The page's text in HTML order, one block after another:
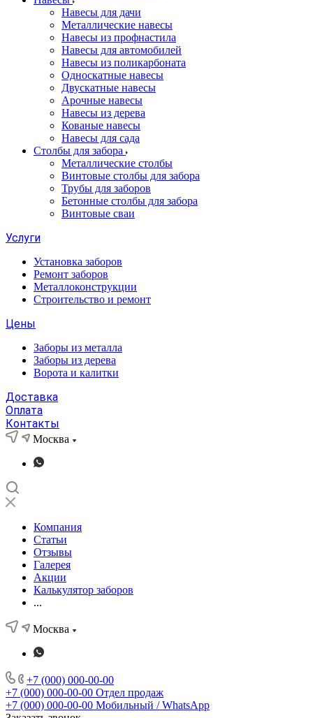
Навесы для дачи
Металлические навесы
Навесы из профнастила
Навесы для автомобилей
Навесы из поликарбоната
Односкатные навесы
Двускатные навесы
Арочные навесы
Навесы из дерева
Кованые навесы
Навесы для сада
Столбы для забора
Металлические столбы
Винтовые столбы для забора
Трубы для заборов
Бетонные столбы для забора
Винтовые сваи
Услуги
Установка заборов
Ремонт заборов
Металлоконструкции
Строительство и ремонт
Цены
Заборы из металла
Заборы из дерева
Ворота и калитки
Доставка
Оплата
Контакты
Москва
Компания
Статьи
Отзывы
Галерея
Акции
Калькулятор заборов
...
Москва
+7 (000) 000-00-00
+7 (000) 000-00-00 Отдел продаж
+7 (000) 000-00-00 Мобильный / WhatsApp